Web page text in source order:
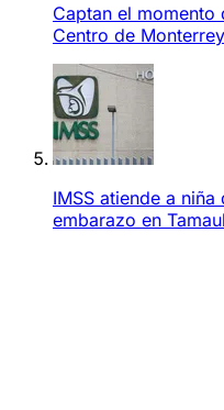
Captan el momento
Centro de
IMSS atiende a
embarazo en